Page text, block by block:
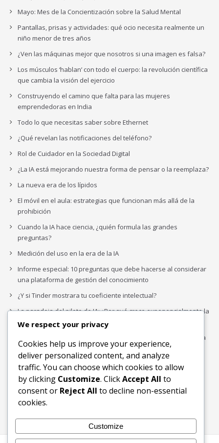
Mayo: Mes de la Concientización sobre la Salud Mental
Pantallas, prisas y actividades: qué ocio necesita realmente un
niño menor de tres años
¿Ven las máquinas mejor que nosotros si una imagen es falsa?
Los músculos ‘hablan’ con todo el cuerpo: la revolución científica
que cambia la visión del ejercicio
Construyendo el camino que falta para las mujeres
emprendedoras en India
Todo lo que necesitas saber sobre Ethernet
¿Qué revelan las notificaciones del teléfono?
Rol de Cuidador en la Sociedad Digital
¿La IA está mejorando nuestra forma de pensar o la reemplaza?
La nueva era de los lípidos
El móvil en el aula: estrategias que funcionan más allá de la
prohibición
Cuando la IA hace ciencia, ¿quién formula las grandes
preguntas?
Medición del uso en la era de la IA
Informe especial: 10 preguntas que debe hacerse al considerar
una plataforma de gestión del conocimiento
¿Y si Tinder mostrara tu coeficiente intelectual?
La paradoja del piloto de IA: ¿Por qué crece exponencialmente la
complejidad de la IA empresarial?
Los organigramas de marketing se crearon para los canales. La
IA acaba de dejarlos obsoletos.
Buscar
Buscar
We respect your privacy
Cookies help us improve your experience,
deliver personalized content, and analyze
traffic. You can choose which cookies to allow
by clicking Customize. ClickAccept All to
consent or Reject All to decline non-essential
cookies.
Customize